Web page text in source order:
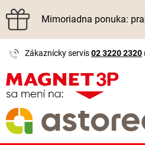
Mimoriadna ponuka:
Zákaznícky servis02 3220 2320